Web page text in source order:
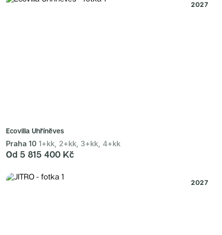
2027
Ecovilla Uhříněves
Praha 10 1+kk, 2+kk, 3+kk, 4+kk
Od 5 815 400 Kč
2027